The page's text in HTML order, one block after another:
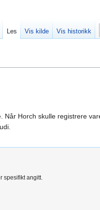
Horch skulle registrere
Les Vis kilde Vis historikk
spesifikt angitt.